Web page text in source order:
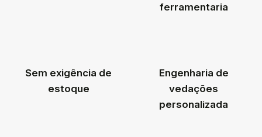
ferramentaria
Sem exigência de
estoque
Engenharia de
vedações
personalizada